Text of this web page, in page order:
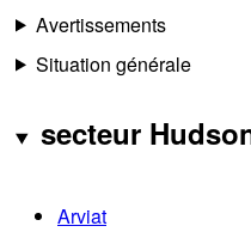
Avertissements
Situation générale
secteur
Arviat